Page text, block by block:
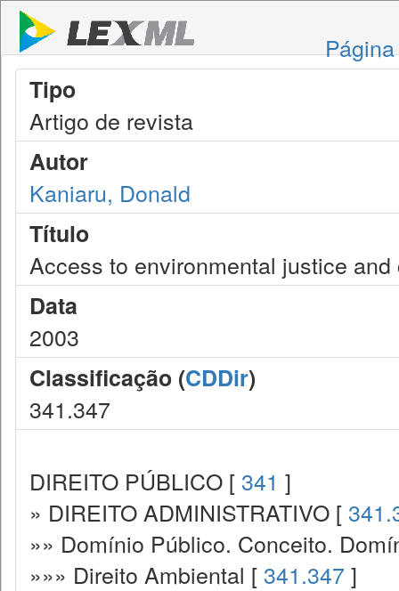
Tipo
Artigo de revista
Autor
Kaniaru, Donald
Título
Access to environmental justice
Data
2003
Classificação (CDDir)
341.347
DIREITO PÚBLICO [ 341 ]
» DIREITO ADMINISTRATIVO [
»» Domínio Público. Conceito.
»»» Direito Ambiental [ 341.347 ]